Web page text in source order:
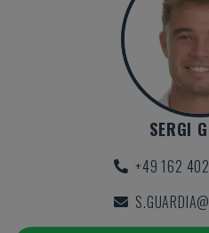
SERGI
+49 162